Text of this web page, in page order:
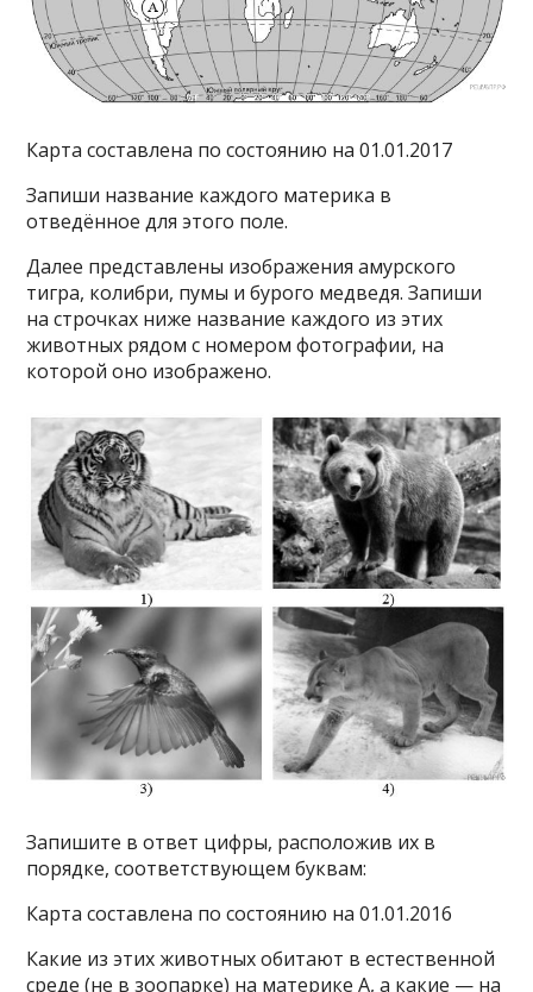
Карта составлена по состоянию на 01.01.2017
Запиши название каждого материка в
отведённое для этого поле.
Далее представлены изображения амурского
тигра, колибри, пумы и бурого медведя. Запиши
на строчках ниже название каждого из этих
животных рядом с номером фотографии, на
которой оно изображено.
Запишите в ответ цифры, расположив их в
порядке, соответствующем буквам:
Карта составлена по состоянию на 01.01.2016
Какие из этих животных обитают в естественной
среде (не в зоопарке) на материке А, а какие — на